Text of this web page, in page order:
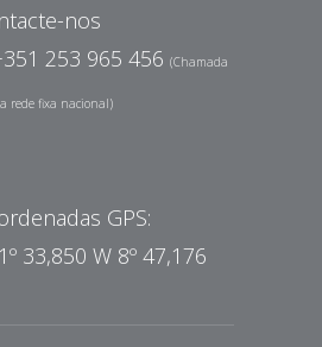
nos
253 965 456 (Chamada
rede fixa nacional)
GPS:
33,850 W 8º 47,176